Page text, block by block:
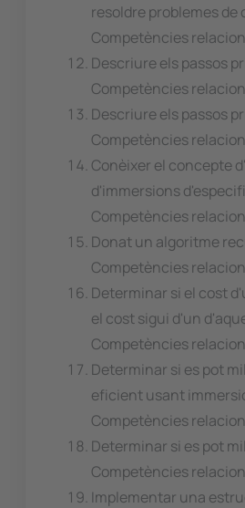
resoldre problemes
Competències
Descriure els passos
Competències
Descriure els passos
Competències
Conèixer el concepte
d'immersions
Competències
Donat un algoritme
Competències
Determinar si el cost
el cost sigui d'un
Competències
Determinar si es pot
eficient usant
Competències
Determinar si es pot
Competències
Implementar una